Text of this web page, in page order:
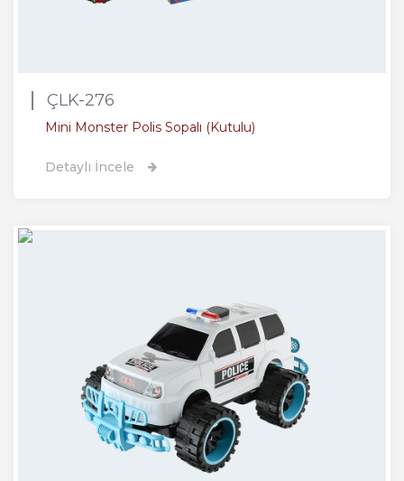
ÇLK-276
Mini Monster Polis Sopalı (Kutulu)
Detaylı İncele